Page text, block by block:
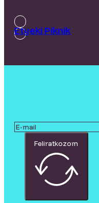
Etyeki Piknik
Feliratkozom